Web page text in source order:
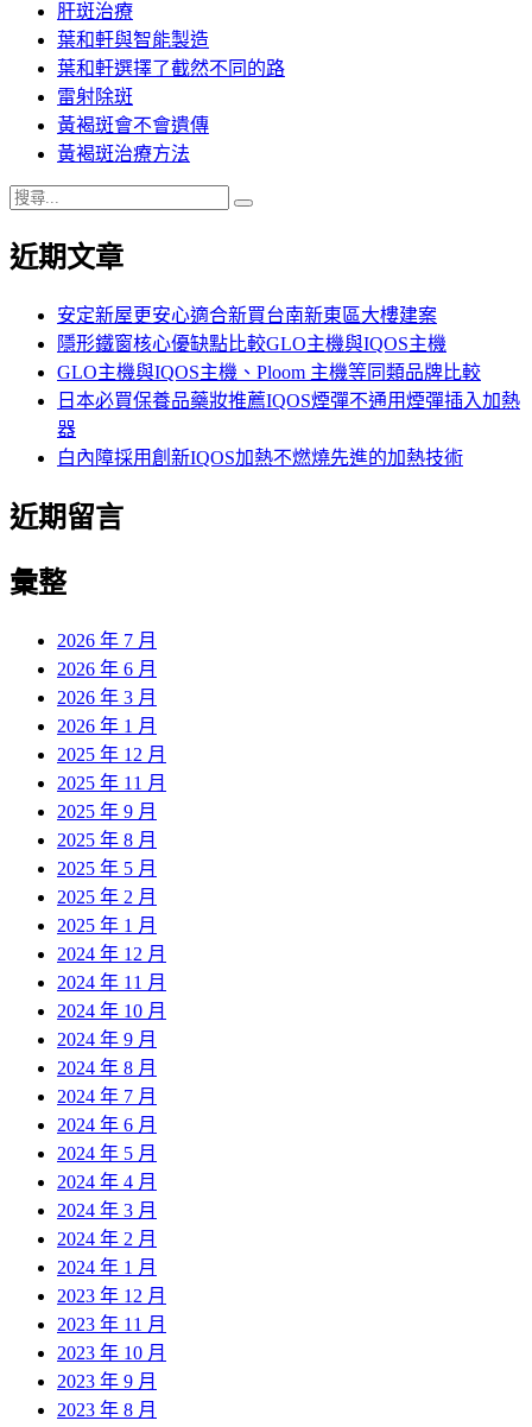
肝斑治療
葉和軒與智能製造
葉和軒選擇了截然不同的路
雷射除斑
黃褐斑會不會遺傳
黃褐斑治療方法
搜
關
近期文章
安定新屋更安心適合新買台南新東區大樓建案
隱形鐵窗核心優缺點比較GLO主機與IQOS主機
GLO主機與IQOS主機、Ploom 主機等同類品牌比較
日本必買保養品藥妝推薦IQOS煙彈不通用煙彈插入加熱
器
白內障採用創新IQOS加熱不燃燒先進的加熱技術
近期留言
彙整
2026 年 7 月
2026 年 6 月
2026 年 3 月
2026 年 1 月
2025 年 12 月
2025 年 11 月
2025 年 9 月
2025 年 8 月
2025 年 5 月
2025 年 2 月
2025 年 1 月
2024 年 12 月
2024 年 11 月
2024 年 10 月
2024 年 9 月
2024 年 8 月
2024 年 7 月
2024 年 6 月
2024 年 5 月
2024 年 4 月
2024 年 3 月
2024 年 2 月
2024 年 1 月
2023 年 12 月
2023 年 11 月
2023 年 10 月
2023 年 9 月
2023 年 8 月